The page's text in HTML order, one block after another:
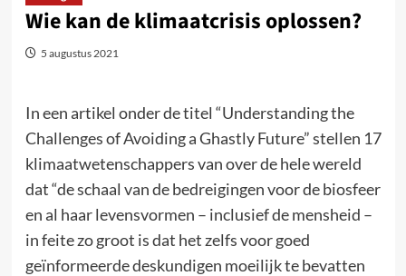
Wie kan de klimaatcrisis oplossen?
5 augustus 2021
In een artikel onder de titel “Understanding the
Challenges of Avoiding a Ghastly Future” stellen 17
klimaatwetenschappers van over de hele wereld
dat “de schaal van de bedreigingen voor de biosfeer
en al haar levensvormen – inclusief de mensheid –
in feite zo groot is dat het zelfs voor goed
geïnformeerde deskundigen moeilijk te bevatten